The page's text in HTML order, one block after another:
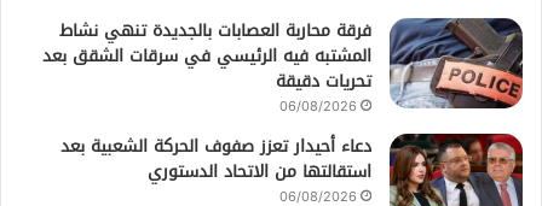
فرقة محاربة العصابات بالجديدة تنهي نشاط
المشتبه فيه الرئيسي في سرقات الشقق بعد
تحريات دقيقة
06/08/2026
دعاء أحيدار تعزز صفوف الحركة الشعبية بعد
استقالتها من الاتحاد الدستوري
06/08/2026